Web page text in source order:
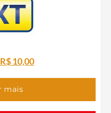
O
original
era:
R$10,00O
é:
mais